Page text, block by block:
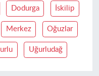
Dodurga İskilip
Merkez Oğuzlar
Uğurludağ